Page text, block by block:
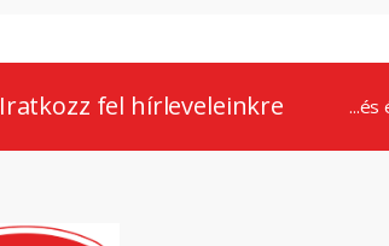
Iratkozz fel hírleveleinkre ...és